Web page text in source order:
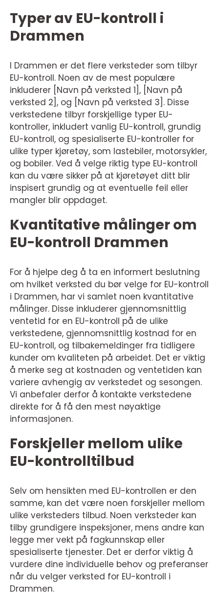
Typer av EU-kontroll i
Drammen
I Drammen er det flere verksteder som tilbyr
EU-kontroll. Noen av de mest populære
inkluderer [Navn på verksted 1], [Navn på
verksted 2], og [Navn på verksted 3]. Disse
verkstedene tilbyr forskjellige typer EU-
kontroller, inkludert vanlig EU-kontroll, grundig
EU-kontroll, og spesialiserte EU-kontroller for
ulike typer kjøretøy, som lastebiler, motorsykler,
og bobiler. Ved å velge riktig type EU-kontroll
kan du være sikker på at kjøretøyet ditt blir
inspisert grundig og at eventuelle feil eller
mangler blir oppdaget.
Kvantitative målinger om
EU-kontroll Drammen
For å hjelpe deg å ta en informert beslutning
om hvilket verksted du bør velge for EU-kontroll
i Drammen, har vi samlet noen kvantitative
målinger. Disse inkluderer gjennomsnittlig
ventetid for en EU-kontroll på de ulike
verkstedene, gjennomsnittlig kostnad for en
EU-kontroll, og tilbakemeldinger fra tidligere
kunder om kvaliteten på arbeidet. Det er viktig
å merke seg at kostnaden og ventetiden kan
variere avhengig av verkstedet og sesongen.
Vi anbefaler derfor å kontakte verkstedene
direkte for å få den mest nøyaktige
informasjonen.
Forskjeller mellom ulike
EU-kontrolltilbud
Selv om hensikten med EU-kontrollen er den
samme, kan det være noen forskjeller mellom
ulike verksteders tilbud. Noen verksteder kan
tilby grundigere inspeksjoner, mens andre kan
legge mer vekt på fagkunnskap eller
spesialiserte tjenester. Det er derfor viktig å
vurdere dine individuelle behov og preferanser
når du velger verksted for EU-kontroll i
Drammen.